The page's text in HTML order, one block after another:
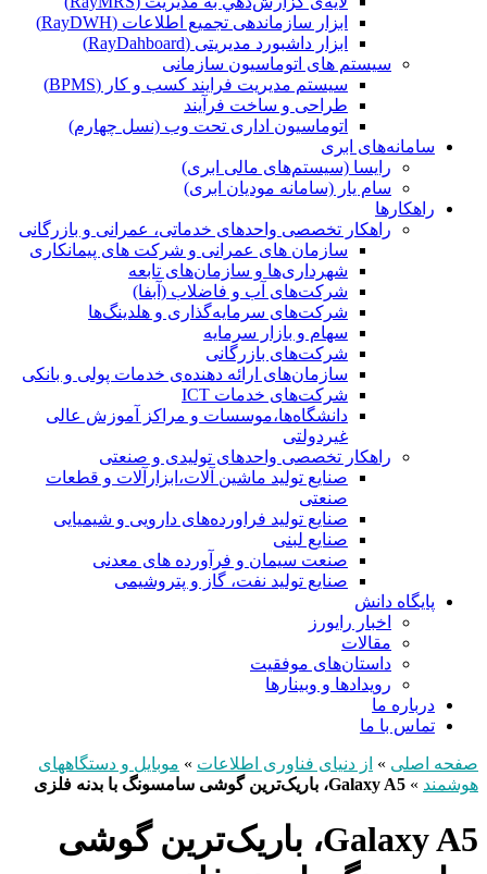
ابزار سازماندهی تجمیع اطلاعات (RayDWH)
ابزار داشبورد مدیریتی (RayDahboard)
سیستم های اتوماسیون سازمانی
سیستم مدیریت فرایند کسب و کار (BPMS)
طراحی و ساخت فرآیند
اتوماسیون اداری تحت وب (نسل چهارم)
سامانه‌های ابری
رایسا (سیستم‌های مالی ابری)
سام یار (سامانه مودیان ابری)
راهکارها
راهکار تخصصی واحدهای خدماتی، عمرانی و بازرگانی
سازمان های عمرانی و شرکت های پیمانکاری
شهرداری‌ها و سازمان‌های تابعه
شرکت‌های آب و فاضلاب (آبفا)
شرکت‌های سرمایه‌گذاری و هلدینگ‌ها
سهام و بازار سرمایه
شرکت‌های بازرگانی
سازمان‌های ارائه دهنده‌ی خدمات پولی و بانکی
شرکت‌های خدمات ICT
دانشگاه‌ها،موسسات و مراکز آموزش عالی
غیردولتی
راهکار تخصصی واحدهای تولیدی و صنعتی
صنایع توليد ماشين آلات،ابزارآلات و قطعات
صنعتی
صنایع تولید فراورده‌های دارویی و شیمیایی
صنایع لبنی
صنعت سیمان و فرآورده های معدنی
صنایع تولید نفت، گاز و پتروشيمی
پایگاه دانش
اخبار رایورز
مقالات
داستان‌های موفقیت
رویدادها و وبینارها
درباره ما
تماس با ما
صفحه اصلی » از دنیای فناوری اطلاعات » موبایل و دستگاههای
هوشمند » Galaxy A5، باریک‌ترین گوشی سامسونگ با بدنه فلزی
Galaxy A5، باریک‌ترین گوشی